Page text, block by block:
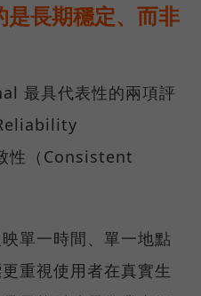
長期穩定、而非
最具代表性的兩項評
性（Consistent
單一時間、單一地點
重視使用者在真實生